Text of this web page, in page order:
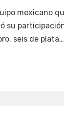
Servínmexicano
su
seis de plata…